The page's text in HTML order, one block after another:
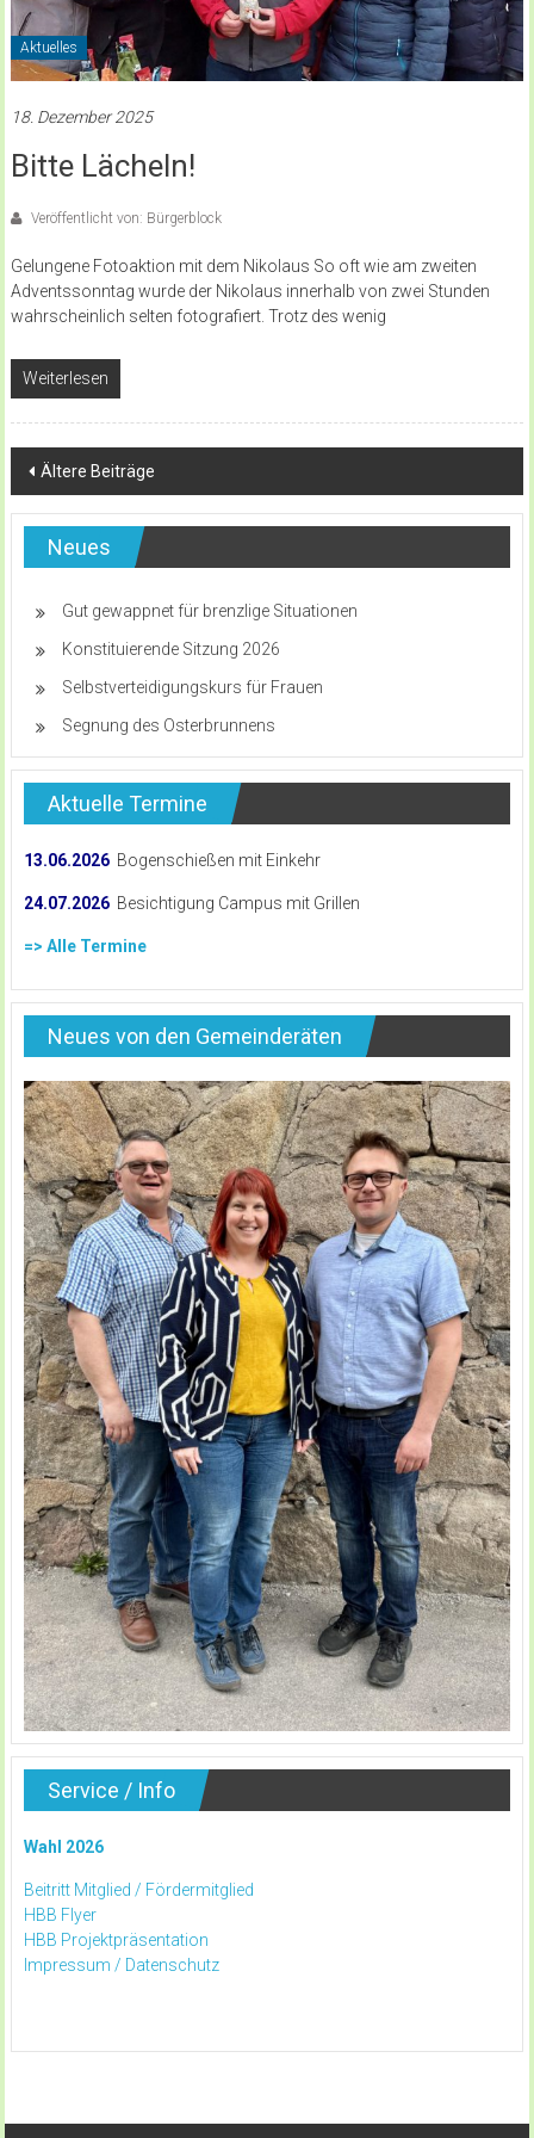
Aktuelles
18. Dezember 2025
Bitte Lächeln!
Veröffentlicht von: Bürgerblock
Gelungene Fotoaktion mit dem Nikolaus So oft wie am zweiten
Adventssonntag wurde der Nikolaus innerhalb von zwei Stunden
wahrscheinlich selten fotografiert. Trotz des wenig
Weiterlesen
Beitragsnavigation
Ältere Beiträge
Neues
Gut gewappnet für brenzlige Situationen
Konstituierende Sitzung 2026
Selbstverteidigungskurs für Frauen
Segnung des Osterbrunnens
Aktuelle Termine
13.06.2026 Bogenschießen mit Einkehr
24.07.2026 Besichtigung Campus mit Grillen
=> Alle Termine
Neues von den Gemeinderäten
Service / Info
Wahl 2026
Beitritt Mitglied / Fördermitglied
HBB Flyer
HBB Projektpräsentation
Impressum / Datenschutz